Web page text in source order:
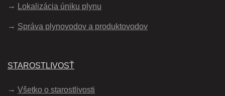
Lokalizácia úniku plynu
Správa plynovodov a produktovodov
STAROSTLIVOSŤ
Všetko o starostlivosti